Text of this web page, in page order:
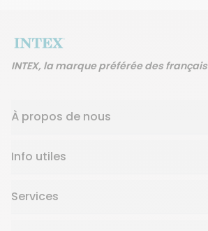
INTEX, la marque préférée des français
À propos de nous
Info utiles
Services